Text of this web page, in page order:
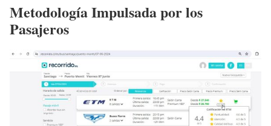
Metodología Impulsada por los
Pasajeros